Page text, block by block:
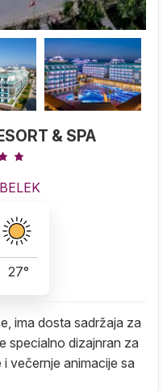
& SPA
BELEK
27°
ima dosta sadržaja za
specialno dizajnran za
večernje animacije sa